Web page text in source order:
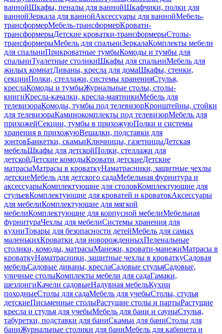
ваннойШкафы, пеналы для ваннойШкафчики, полки для
ваннойЗеркала для ваннойАксессуары для ваннойМебель-
трансформерМебель-трансформерКровати-
трансформерыДетские кроватки-трансформерыСтолы-
трансформерыМебель для спальниЗеркалаКомплекты мебели
для спальниПрикроватные тумбыКомоды и тумбы для
спальниТуалетные столикиШкафы для спальниМебель для
жилых комнатДиваны, кресла для домаШкафы, стенки,
секцииПолки, стеллажи, системы храненияСтулья,
креслаКомоды и тумбыЖурнальные столы, столы-
книгиКресла-качалки, кресла-маятникиМебель для
телевизораКомоды, тумбы под телевизорКронштейны, стойки
для телевизораКаминокомплекты под телевизорМебель для
прихожейСекции, тумбы в прихожуюПолки и системы
хранения в прихожуюВешалки, подставки для
зонтовБанкетки, скамьиКлючницы, газетницыДетская
мебельШкафы для детскойПолки, стеллажи для
детскойДетские комодыКровати детскиеДетские
матрасыМатрасы в кроваткуНаматрасники, защитные чехлы
детскиеМебель для детского садаМебельная фурнитура и
аксессуарыКомплектующие для столовКомплектующие для
стульевКомплектующие для кроватей и кроватокАксессуары
для мебелиКомплектующие для мягкой
мебелиКомплектующие для корпусной мебелиМебельная
фурнитураЧехлы для мебелиСистемы хранения для
кухниТовары для безопасности детейМебель для самых
маленькихКроватки для новорожденныхПеленальные
столики, комоды, матрасыМанежи, кровати-манежиМатрасы в
кроваткуНаматрасники, защитные чехлы в кроваткуСадовая
мебельСадовые диваны, креслаСадовые стульяСадовые,
уличные столыКомплекты мебели для садаГамаки,
шезлонгиКачели садовыеНадувная мебельКухни
походныеСтолы для садаМебель для учебыСтолы, стулья
детскиеПисьменные столыРастущие столы и партыРастущие
кресла и стулья для учебыМебель для бани и сауныСтулья,
табуретки, подставки для баниСкамьи для баниСтолы для
баниЖурнальные столики для баниМебель для кабинета и